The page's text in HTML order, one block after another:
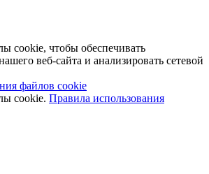
cookie, чтобы обеспечивать
веб-сайта и анализировать сетевой
файлов cookie
cookie. Правила использования